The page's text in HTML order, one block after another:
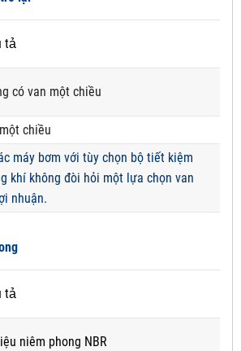
tả
có van một chiều
chiều
máy bơm với tùy chọn bộ tiết kiệm
khí không đòi hỏi một lựa chọn van
nhuận.
tả
niêm phong NBR